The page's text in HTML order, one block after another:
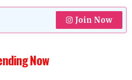
Join Now
Now